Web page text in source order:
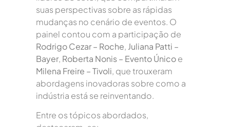
suas perspectivas sobre as rápidas
mudanças no cenário de eventos. O
painel contou com a participação de
Rodrigo Cezar – Roche, Juliana Patti –
Bayer, Roberta Nonis – Evento Únicoe
Milena Freire – Tivoli, que trouxeram
abordagens inovadoras sobre como a
indústria está se reinventando.
Entre os tópicos abordados,